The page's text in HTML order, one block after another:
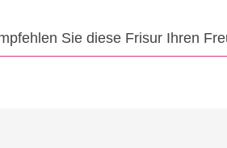
Sie diese Frisur Ihren